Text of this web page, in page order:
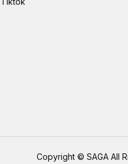
Copyright © SAGA All